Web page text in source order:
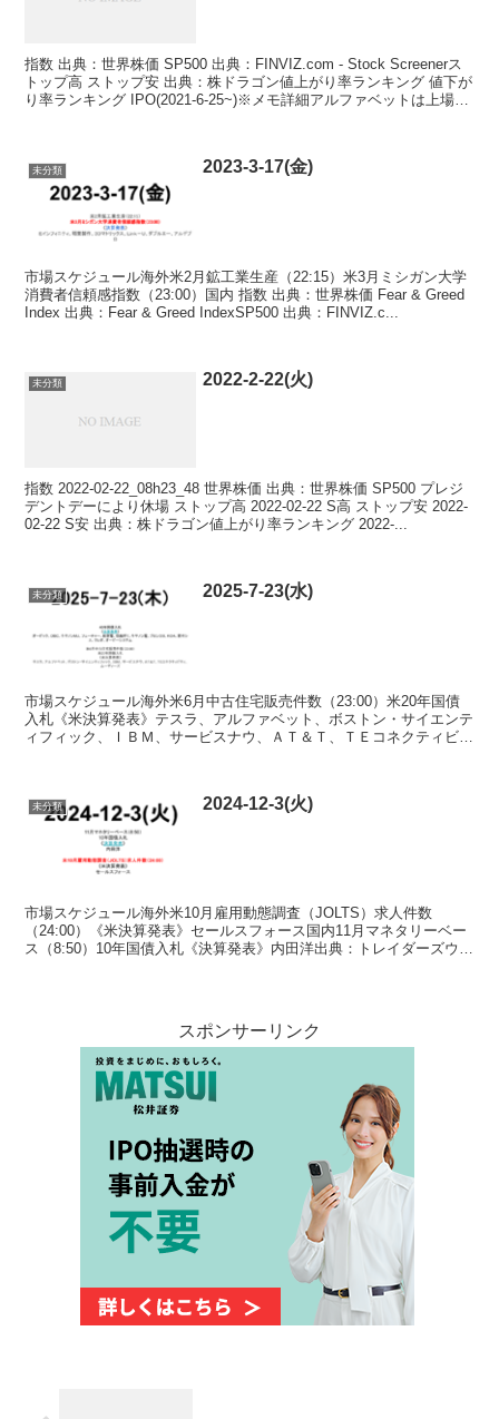
指数 出典：世界株価 SP500 出典：FINVIZ.com - Stock Screenerス
トップ高 ストップ安 出典：株ドラゴン値上がり率ランキング 値下が
り率ランキング IPO(2021-6-25~)※メモ詳細アルファベットは上場
未分類 2023-3-17(金)
市場スケジュール海外米2月鉱工業生産（22:15）米3月ミシガン大学
消費者信頼感指数（23:00）国内 指数 出典：世界株価 Fear & Greed
Index 出典：Fear & Greed IndexSP500 出典：FINVIZ.c...
未分類 2022-2-22(火)
指数 2022-02-22_08h23_48 世界株価 出典：世界株価 SP500 プレジ
デントデーにより休場 ストップ高 2022-02-22 S高 ストップ安 2022-
02-22 S安 出典：株ドラゴン値上がり率ランキング 2022-...
未分類 2025-7-23(水)
市場スケジュール海外米6月中古住宅販売件数（23:00）米20年国債
入札《米決算発表》テスラ、アルファベット、ボストン・サイエンテ
ィフィック、ＩＢＭ、サービスナウ、ＡＴ＆Ｔ、ＴＥコネクティビテ
未分類 2024-12-3(火)
市場スケジュール海外米10月雇用動態調査（JOLTS）求人件数
（24:00）《米決算発表》セールスフォース国内11月マネタリーベー
ス（8:50）10年国債入札《決算発表》内田洋出典：トレイダーズウェ
スポンサーリンク